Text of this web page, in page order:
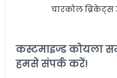
चारकोल ब्रिकेट्स
कस्टमाइज्ड कोयला
हमसे संपर्क करें!